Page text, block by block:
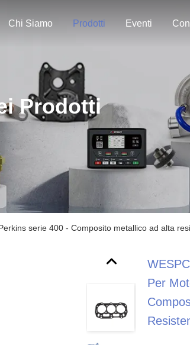
Chi Siamo Prodotti Eventi
Prodotti
serie 400 - Composito metallico ad alta
Per